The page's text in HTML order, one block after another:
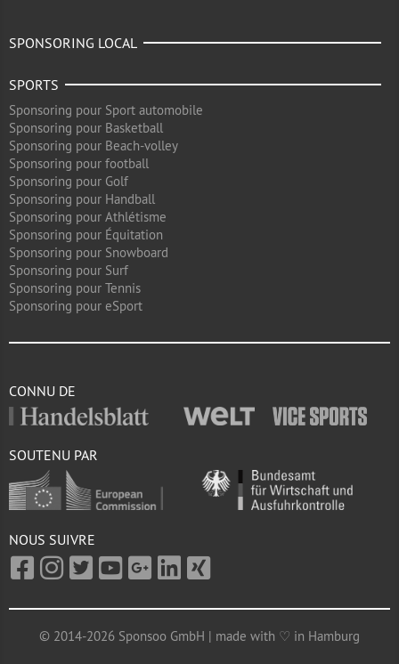
SPONSORING LOCAL
SPORTS
Sponsoring pour Sport automobile
Sponsoring pour Basketball
Sponsoring pour Beach-volley
Sponsoring pour football
Sponsoring pour Golf
Sponsoring pour Handball
Sponsoring pour Athlétisme
Sponsoring pour Équitation
Sponsoring pour Snowboard
Sponsoring pour Surf
Sponsoring pour Tennis
Sponsoring pour eSport
CONNU DE
SOUTENU PAR
NOUS SUIVRE
© 2014-2026 Sponsoo GmbH | made with ♡ in Hamburg